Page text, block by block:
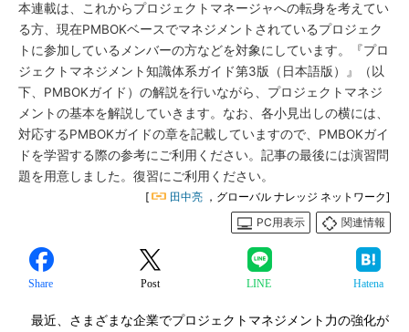
本連載は、これからプロジェクトマネージャへの転身を考えてい
る方、現在PMBOKベースでマネジメントされているプロジェク
トに参加しているメンバーの方などを対象にしています。『プロ
ジェクトマネジメント知識体系ガイド第3版（日本語版）』（以
下、PMBOKガイド）の解説を行いながら、プロジェクトマネジ
メントの基本を解説していきます。なお、各小見出しの横には、
対応するPMBOKガイドの章を記載していますので、PMBOKガイ
ドを学習する際の参考にご利用ください。記事の最後には演習問
題を用意しました。復習にご利用ください。
[ 田中亮 ，グローバル ナレッジ ネットワーク]
PC用表示
関連情報
Share Post LINE Hatena
最近、さまざまな企業でプロジェクトマネジメント力の強化が